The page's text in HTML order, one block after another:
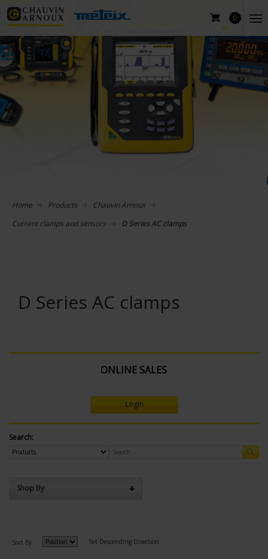
0
Home Products
Chauvin Arnoux
Current clamps and sensors
D Series AC clamps
D Series AC clamps
ONLINE SALES
Login
Search:
Shop By
Sort By Set Descending Direction